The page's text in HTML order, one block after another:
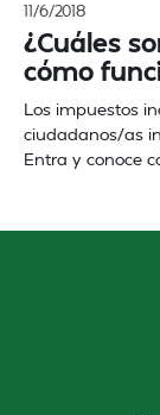
11/6/2018
¿Cuáles
cómo
Los impuestos
ciudadanos/as
Entra y conoce